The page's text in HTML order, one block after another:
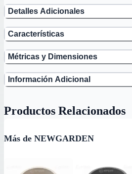
Detalles Adicionales
Características
Métricas y Dimensiones
Información Adicional
Productos Relacionados
Más de NEWGARDEN